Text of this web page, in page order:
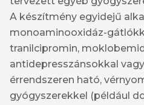
A készítmény egyidejű
monoaminooxidáz-
tranilcipromin,
antidepresszánsokkal
érrendszeren ható,
gyógyszerekkel (például